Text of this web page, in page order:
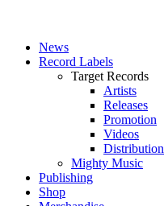
News
Record Labels
Target Records
Artists
Releases
Promotion
Videos
Distribution
Mighty Music
Publishing
Shop